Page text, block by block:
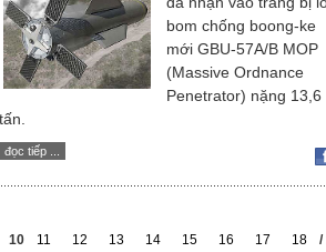
bom chống boong-ke
mới GBU-57A/B MOP
(Massive Ordnance
Penetrator) nặng 13,6
tấn.
đọc tiếp ...
10 11 12 13 14 15 16 17 18
/